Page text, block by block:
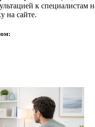
к специалистам
на сайте.